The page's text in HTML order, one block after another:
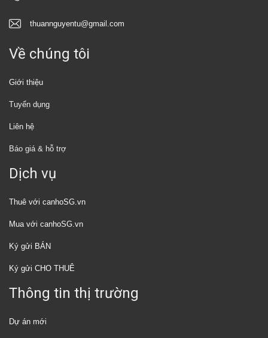
thuannguyentu@gmail.com
Về chúng tôi
Giới thiệu
Tuyển dụng
Liên hệ
Báo giá & hỗ trợ
Dịch vụ
Thuê với canhoSG.vn
Mua với canhoSG.vn
Ký gửi BÁN
Ký gửi CHO THUÊ
Thông tin thị trường
Dự án mới